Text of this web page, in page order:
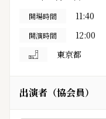
開場時間 11:40
開演時間
12:00
東京都
出演者（協会員）